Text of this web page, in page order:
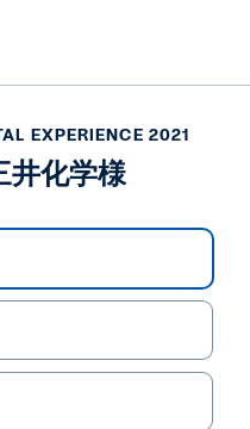
EXPERIENCE 2021
井化学様